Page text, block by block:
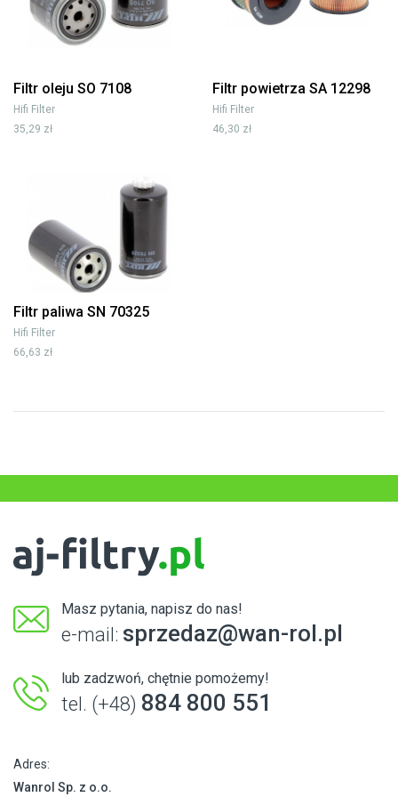
Filtr oleju SO 7108
Hifi Filter
35,29 zł
Filtr powietrza SA 12298
Hifi Filter
46,30 zł
Filtr paliwa SN 70325
Hifi Filter
66,63 zł
Masz pytania, napisz do nas!
e-mail: sprzedaz@wan-rol.pl
lub zadzwoń, chętnie pomożemy!
tel. (+48) 884 800 551
Adres:
Wanrol Sp. z o.o.